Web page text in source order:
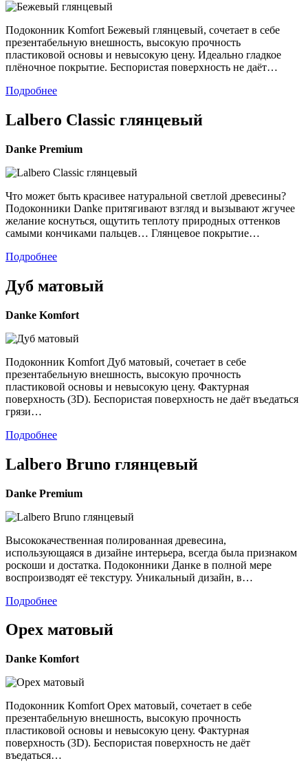
Подоконник Komfort Бежевый глянцевый, сочетает в себе
презентабельную внешность, высокую прочность
пластиковой основы и невысокую цену. Идеально гладкое
плёночное покрытие. Беспористая поверхность не даёт…
Подробнее
Lalbero Classic глянцевый
Danke Premium
Что может быть красивее натуральной светлой древесины?
Подоконники Danke притягивают взгляд и вызывают жгучее
желание коснуться, ощутить теплоту природных оттенков
самыми кончиками пальцев… Глянцевое покрытие…
Подробнее
Дуб матовый
Danke Komfort
Подоконник Komfort Дуб матовый, сочетает в себе
презентабельную внешность, высокую прочность
пластиковой основы и невысокую цену. Фактурная
поверхность (3D). Беспористая поверхность не даёт въедаться
грязи…
Подробнее
Lalbero Bruno глянцевый
Danke Premium
Высококачественная полированная древесина,
использующаяся в дизайне интерьера, всегда была признаком
роскоши и достатка. Подоконники Данке в полной мере
воспроизводят её текстуру. Уникальный дизайн, в…
Подробнее
Орех матовый
Danke Komfort
Подоконник Komfort Орех матовый, сочетает в себе
презентабельную внешность, высокую прочность
пластиковой основы и невысокую цену. Фактурная
поверхность (3D). Беспористая поверхность не даёт
въедаться…